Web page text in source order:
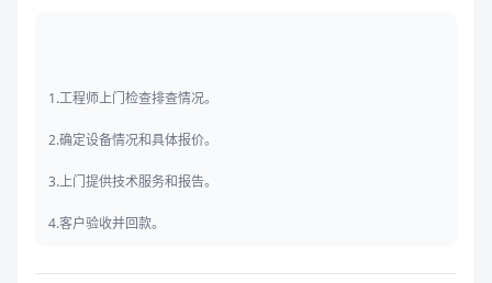
1.工程师上门检查排查情况。
2.确定设备情况和具体报价。
3.上门提供技术服务和报告。
4.客户验收并回款。